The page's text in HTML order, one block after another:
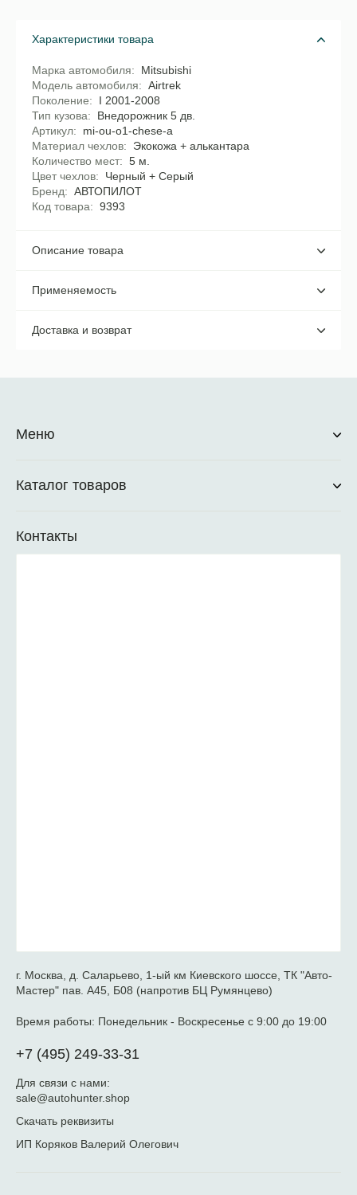
Характеристики товара
Марка автомобиля
Mitsubishi
Модель автомобиля
Airtrek
Поколение
I 2001-2008
Тип кузова
Внедорожник 5 дв.
Артикул
mi-ou-o1-chese-a
Материал чехлов
Экокожа + алькантара
Количество мест
5 м.
Цвет чехлов
Черный + Серый
Бренд
АВТОПИЛОТ
Код товара
9393
Описание товара
Применяемость
Доставка и возврат
Меню
Каталог товаров
Контакты
г. Москва, д. Саларьево, 1-ый км Киевского шоссе, ТК "Авто-
Мастер" пав. А45, Б08 (напротив БЦ Румянцево)
Время работы: Понедельник - Воскресенье с 9:00 до 19:00
+7 (495) 249-33-31
Для связи с нами:
sale@autohunter.shop
Скачать реквизиты
ИП Коряков Валерий Олегович